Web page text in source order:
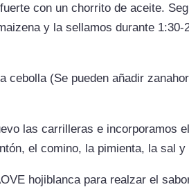
con un chorrito de aceite.
y la sellamos durante
cebolla (Se pueden añadir
las carrilleras e incorporamos
el comino, la pimienta, la sal
hojiblanca para realzar el